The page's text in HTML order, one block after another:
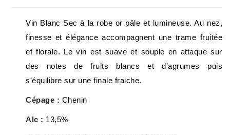
Vin Blanc Sec à la robe or pâle et lumineuse. Au nez,
finesse et élégance accompagnent une trame fruitée
et florale. Le vin est suave et souple en attaque sur
des notes de fruits blancs et d'agrumes puis
s’équilibre sur une finale fraiche.
Cépage : Chenin
Alc : 13,5%